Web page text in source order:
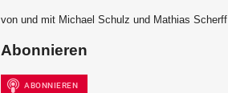
von und mit Michael Schulz und Mathias Scherff
Abonnieren